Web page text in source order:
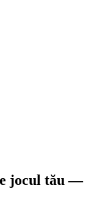
jocul tău —